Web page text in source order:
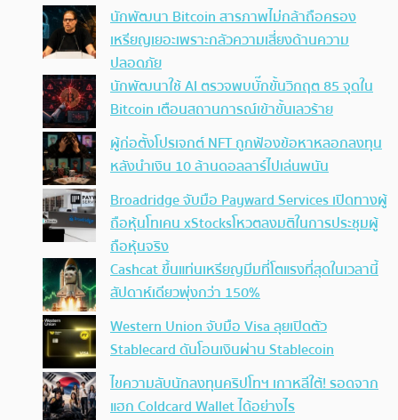
นักพัฒนา Bitcoin สารภาพไม่กล้าถือครอง
เหรียญเยอะเพราะกลัวความเสี่ยงด้านความ
ปลอดภัย
นักพัฒนาใช้ AI ตรวจพบบั๊กขั้นวิกฤต 85 จุดใน
Bitcoin เตือนสถานการณ์เข้าขั้นเลวร้าย
ผู้ก่อตั้งโปรเจกต์ NFT ถูกฟ้องข้อหาหลอกลงทุน
หลังนำเงิน 10 ล้านดอลลาร์ไปเล่นพนัน
Broadridge จับมือ Payward Services เปิดทางผู้
ถือหุ้นโทเคน xStocksโหวตลงมติในการประชุมผู้
ถือหุ้นจริง
Cashcat ขึ้นแท่นเหรียญมีมที่โตแรงที่สุดในเวลานี้
สัปดาห์เดียวพุ่งกว่า 150%
Western Union จับมือ Visa ลุยเปิดตัว
Stablecard ดันโอนเงินผ่าน Stablecoin
ไขความลับนักลงทุนคริปโทฯ เกาหลีใต้! รอดจาก
แฮก Coldcard Wallet ได้อย่างไร